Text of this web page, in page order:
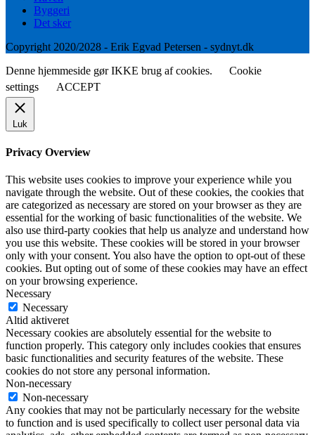
Byggeri
Det sker
Copyright 2020/2028 - Erik Egvad Petersen - sydnyt.dk
Denne hjemmeside gør IKKE brug af cookies.
Cookie
settings
ACCEPT
Luk
Privacy Overview
This website uses cookies to improve your experience while you
navigate through the website. Out of these cookies, the cookies that
are categorized as necessary are stored on your browser as they are
essential for the working of basic functionalities of the website. We
also use third-party cookies that help us analyze and understand how
you use this website. These cookies will be stored in your browser
only with your consent. You also have the option to opt-out of these
cookies. But opting out of some of these cookies may have an effect
on your browsing experience.
Necessary
Necessary
Altid aktiveret
Necessary cookies are absolutely essential for the website to
function properly. This category only includes cookies that ensures
basic functionalities and security features of the website. These
cookies do not store any personal information.
Non-necessary
Non-necessary
Any cookies that may not be particularly necessary for the website
to function and is used specifically to collect user personal data via